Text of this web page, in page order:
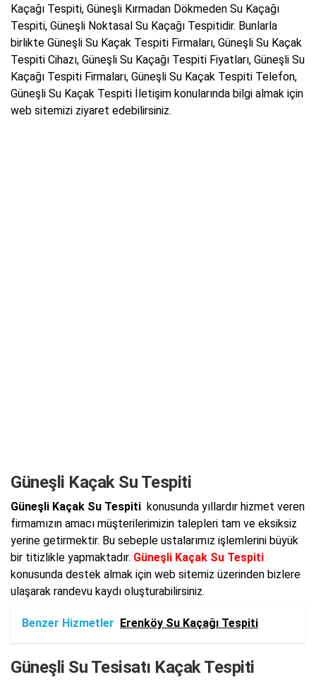
Kaçağı Tespiti, Güneşli Kırmadan Dökmeden Su Kaçağı
Tespiti, Güneşli Noktasal Su Kaçağı Tespitidir. Bunlarla
birlikte Güneşli Su Kaçak Tespiti Firmaları, Güneşli Su Kaçak
Tespiti Cihazı, Güneşli Su Kaçağı Tespiti Fiyatları, Güneşli Su
Kaçağı Tespiti Firmaları, Güneşli Su Kaçak Tespiti Telefon,
Güneşli Su Kaçak Tespiti İletişim konularında bilgi almak için
web sitemizi ziyaret edebilirsiniz.
Güneşli Kaçak Su Tespiti
Güneşli Kaçak Su Tespiti konusunda yıllardır hizmet veren
firmamızın amacı müşterilerimizin talepleri tam ve eksiksiz
yerine getirmektir. Bu sebeple ustalarımız işlemlerini büyük
bir titizlikle yapmaktadır. Güneşli Kaçak Su Tespiti
konusunda destek almak için web sitemiz üzerinden bizlere
ulaşarak randevu kaydı oluşturabilirsiniz.
Benzer Hizmetler Erenköy Su Kaçağı Tespiti
Güneşli Su Tesisatı Kaçak Tespiti